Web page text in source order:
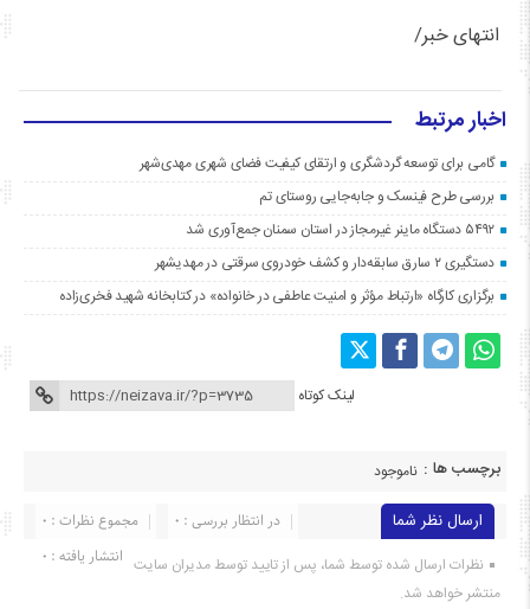
انتهای خبر/
اخبار مرتبط
گامی برای توسعه گردشگری و ارتقای کیفیت فضای شهری مهدی‌شهر
بررسی طرح فینسک و جابه‌جایی روستای تم
۵۴۹۲ دستگاه ماینر غیرمجاز در استان سمنان جمع‌آوری شد
دستگیری ۲ سارق سابقه‌دار و کشف خودروی سرقتی در مهدیشهر
برگزاری کارگاه «ارتباط مؤثر و امنیت عاطفی در خانواده» در کتابخانه شهید فخری‌زاده
لینک کوتاه
برچسب ها : ناموجود
ارسال نظر شما مجموع نظرات : 0
در انتظار بررسی : 0
انتشار یافته : ۰ نظرات ارسال شده توسط شما، پس از تایید توسط مدیران سایت
منتشر خواهد شد.